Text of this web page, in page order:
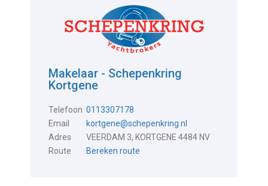
Makelaar - Schepenkring
Kortgene
Telefoon 0113307178
Email
kortgene@schepenkring.nl
Adres
VEERDAM 3, KORTGENE 4484 NV
Route
Bereken route